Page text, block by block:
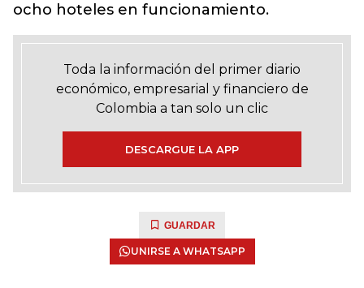
ocho hoteles en funcionamiento.
Toda la información del primer diario
económico, empresarial y financiero de
Colombia a tan solo un clic
DESCARGUE LA APP
GUARDAR
UNIRSE A WHATSAPP